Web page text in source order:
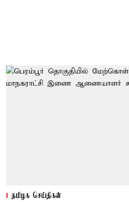
தமிழக செய்திகள்